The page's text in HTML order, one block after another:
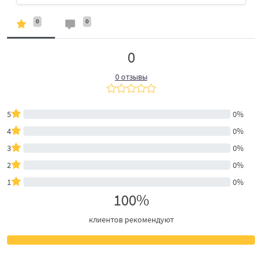
0 0
0
0 отзывы
5
0%
4
0%
3
0%
2
0%
1
0%
100%
клиентов рекомендуют